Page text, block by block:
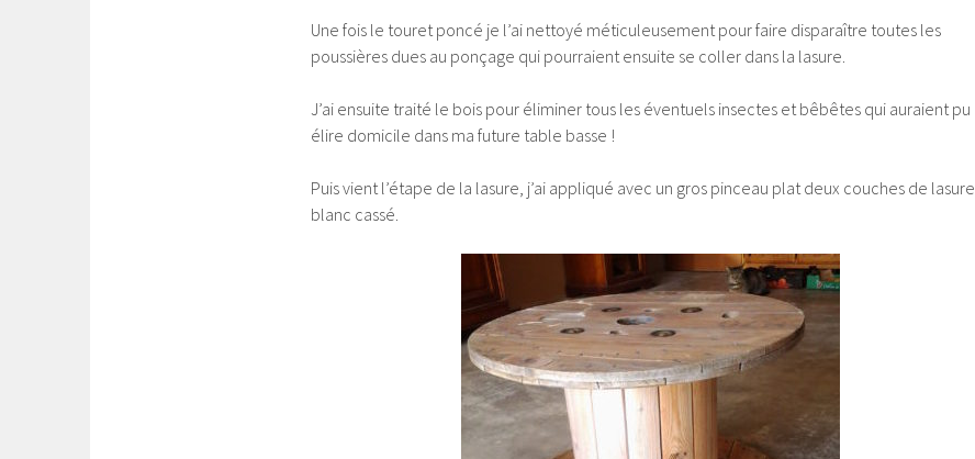
Une fois le touret poncé je l’ai nettoyé méticuleusement pour faire disparaître toutes les
poussières dues au ponçage qui pourraient ensuite se coller dans la lasure.
J’ai ensuite traité le bois pour éliminer tous les éventuels insectes et bêbêtes qui auraient pu
élire domicile dans ma future table basse !
Puis vient l’étape de la lasure, j’ai appliqué avec un gros pinceau plat deux couches de lasure
blanc cassé.